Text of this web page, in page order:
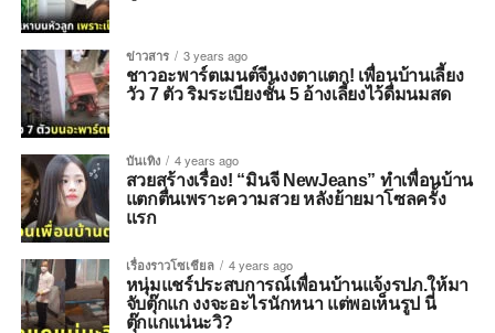
ข่าวสาร 3 years ago
ชาวอะพาร์ตเมนต์จีนงงตาแตก! เพื่อนบ้านเลี้ยง
วัว 7 ตัว ริมระเบียงชั้น 5 อ้างเลี้ยงไว้ดื่มนมสด
บันเทิง 4 years ago
สวยสร้างเรื่อง! “มินจี NewJeans” ทำเพื่อนบ้าน
แตกตื่นเพราะความสวย หลังย้ายมาโซลครั้ง
แรก
เรื่องราวโซเชียล 4 years ago
หนุ่มแชร์ประสบการณ์เพื่อนบ้านแจ้งรปภ.ให้มา
จับตุ๊กแก งงจะอะไรนักหนา แต่พอเห็นรูป นี่
ตุ๊กแกแน่นะวิ?